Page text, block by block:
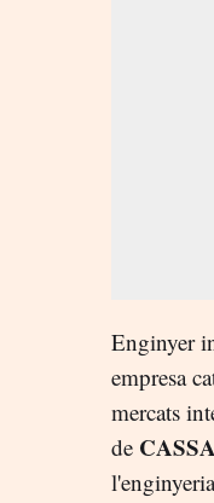
Enginyer
empresa
mercats
de CASSA